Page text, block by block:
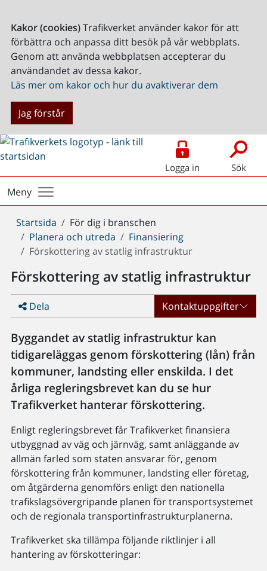
Kakor (cookies)Trafikverket använder kakor för att
förbättra och anpassa ditt besök på vår webbplats.
Genom att använda webbplatsen accepterar du
användandet av dessa kakor.
Läs mer om kakor och hur du avaktiverar dem
Jag förstår
Logga in Sök
Meny
Du
är
här:
Startsida
För dig i branschen
Planera och utreda
Finansiering
Förskottering av statlig infrastruktur
Förskottering av statlig infrastruktur
Dela Kontaktuppgifter
Byggandet av statlig infrastruktur kan
tidigareläggas genom förskottering (lån) från
kommuner, landsting eller enskilda. I det
årliga regleringsbrevet kan du se hur
Trafikverket hanterar förskottering.
Enligt regleringsbrevet får Trafikverket finansiera
utbyggnad av väg och järnväg, samt anläggande av
allmän farled som staten ansvarar för, genom
förskottering från kommuner, landsting eller företag,
om åtgärderna genomförs enligt den nationella
trafikslagsövergripande planen för transportsystemet
och de regionala transportinfrastrukturplanerna.
Trafikverket ska tillämpa följande riktlinjer i all
hantering av förskotteringar: